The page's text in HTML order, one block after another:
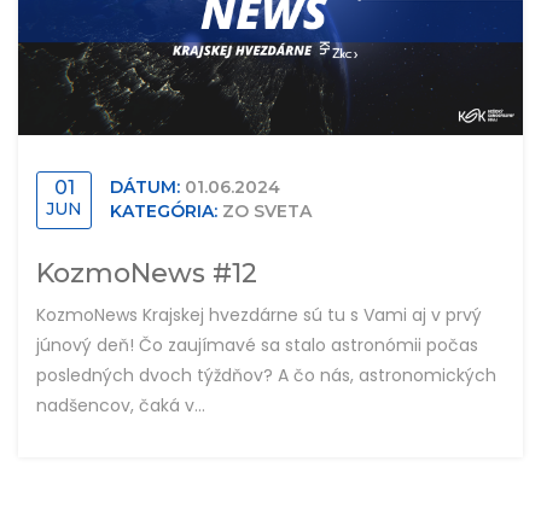
01
JUN
DÁTUM: 01.06.2024
KATEGÓRIA: ZO SVETA
KozmoNews #12
KozmoNews Krajskej hvezdárne sú tu s Vami aj v prvý
júnový deň! Čo zaujímavé sa stalo astronómii počas
posledných dvoch týždňov? A čo nás, astronomických
nadšencov, čaká v...